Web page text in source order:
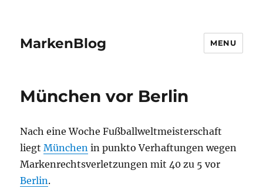
MarkenBlog MENU
München vor Berlin
Nach eine Woche Fußballweltmeisterschaft
liegtMünchen in punkto Verhaftungen wegen
Markenrechtsverletzungen mit 40 zu 5 vor
Berlin.